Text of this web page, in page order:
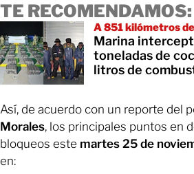
TE RECOMENDAMOS:
A 851 kilómetros
Marina
toneladas de
litros de
Así, de acuerdo con un reporte del
Morales, los principales puntos en
bloqueos este martes 25 de
en: